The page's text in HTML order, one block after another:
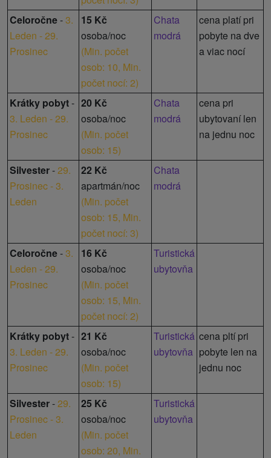
Celoročne-3.
Leden - 29.
Prosinec
15 Kč
osoba/noc
(Min. počet
osob: 10, Min.
počet nocí: 2)
Chata
modrá
cena platí pri
pobyte na dve
a viac nocí
Krátky pobyt-
3. Leden - 29.
Prosinec
20 Kč
osoba/noc
(Min. počet
osob: 15)
Chata
modrá
cena pri
ubytovaní len
na jednu noc
Silvester-29.
Prosinec - 3.
Leden
22 Kč
apartmán/noc
(Min. počet
osob: 15, Min.
počet nocí: 3)
Chata
modrá
Celoročne-3.
Leden - 29.
Prosinec
16 Kč
osoba/noc
(Min. počet
osob: 15, Min.
počet nocí: 2)
Turistická
ubytovňa
Krátky pobyt-
3. Leden - 29.
Prosinec
21 Kč
osoba/noc
(Min. počet
osob: 15)
Turistická
ubytovňa
cena pltí pri
pobyte len na
jednu noc
Silvester-29.
Prosinec - 3.
Leden
25 Kč
osoba/noc
(Min. počet
osob: 20, Min.
Turistická
ubytovňa